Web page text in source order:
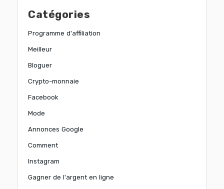
Catégories
Programme d'affiliation
Meilleur
Bloguer
Crypto-monnaie
Facebook
Mode
Annonces Google
Comment
Instagram
Gagner de l'argent en ligne